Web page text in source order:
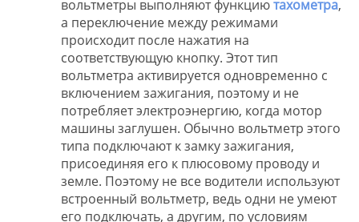
вольтметры выполняют функциютахометра,
а переключение между режимами
происходит после нажатия на
соответствующую кнопку. Этот тип
вольтметра активируется одновременно с
включением зажигания, поэтому и не
потребляет электроэнергию, когда мотор
машины заглушен. Обычно вольтметр этого
типа подключают к замку зажигания,
присоединяя его к плюсовому проводу и
земле. Поэтому не все водители используют
встроенный вольтметр, ведь одни не умеют
его подключать, а другим, по условиям